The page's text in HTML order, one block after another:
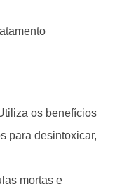
os benefícios
para desintoxicar,
mortas e